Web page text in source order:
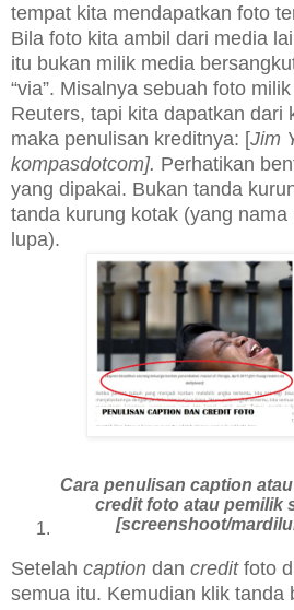
tempat kita mendapatkan foto
Bila foto kita ambil dari media
itu bukan milik media
“via”. Misalnya sebuah foto
Reuters, tapi kita dapatkan dari
maka penulisan kreditnya: [Jim
kompasdotcom]. Perhatikan
yang dipakai. Bukan tanda
tanda kurung kotak (yang
lupa).
Cara penulisan caption
credit foto atau pemilik
[screenshoot/
Setelah caption dan credit foto
semua itu. Kemudian klik tanda